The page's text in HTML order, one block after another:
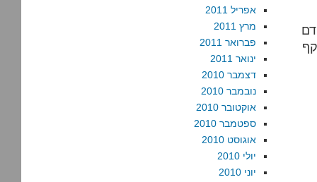
אפריל 2011
מרץ 2011
פברואר 2011
ינואר 2011
דצמבר 2010
נובמבר 2010
אוקטובר 2010
ספטמבר 2010
אוגוסט 2010
יולי 2010
יוני 2010